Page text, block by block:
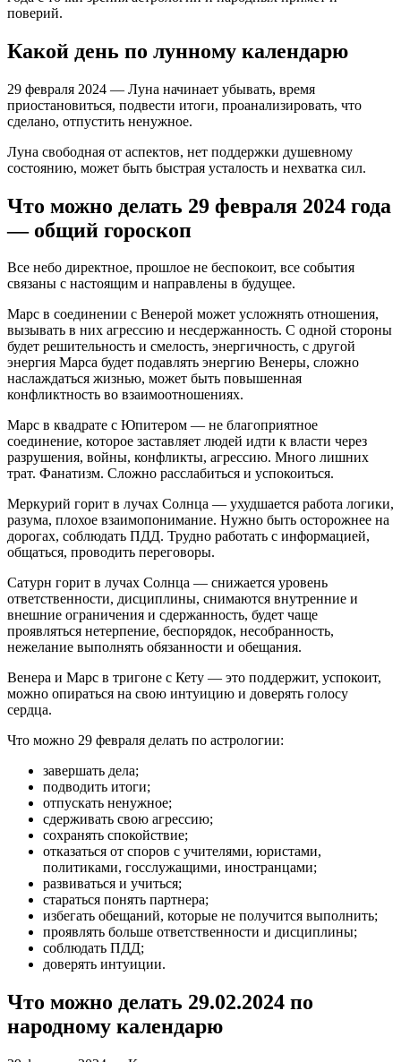
поверий.
Какой день по лунному календарю
29 февраля 2024 — Луна начинает убывать, время
приостановиться, подвести итоги, проанализировать, что
сделано, отпустить ненужное.
Луна свободная от аспектов, нет поддержки душевному
состоянию, может быть быстрая усталость и нехватка сил.
Что можно делать 29 февраля 2024 года
— общий гороскоп
Все небо директное, прошлое не беспокоит, все события
связаны с настоящим и направлены в будущее.
Марс в соединении с Венерой может усложнять отношения,
вызывать в них агрессию и несдержанность. С одной стороны
будет решительность и смелость, энергичность, с другой
энергия Марса будет подавлять энергию Венеры, сложно
наслаждаться жизнью, может быть повышенная
конфликтность во взаимоотношениях.
Марс в квадрате с Юпитером — не благоприятное
соединение, которое заставляет людей идти к власти через
разрушения, войны, конфликты, агрессию. Много лишних
трат. Фанатизм. Сложно расслабиться и успокоиться.
Меркурий горит в лучах Солнца — ухудшается работа логики,
разума, плохое взаимопонимание. Нужно быть осторожнее на
дорогах, соблюдать ПДД. Трудно работать с информацией,
общаться, проводить переговоры.
Сатурн горит в лучах Солнца — снижается уровень
ответственности, дисциплины, снимаются внутренние и
внешние ограничения и сдержанность, будет чаще
проявляться нетерпение, беспорядок, несобранность,
нежелание выполнять обязанности и обещания.
Венера и Марс в тригоне с Кету — это поддержит, успокоит,
можно опираться на свою интуицию и доверять голосу
сердца.
Что можно 29 февраля делать по астрологии:
завершать дела;
подводить итоги;
отпускать ненужное;
сдерживать свою агрессию;
сохранять спокойствие;
отказаться от споров с учителями, юристами,
политиками, госслужащими, иностранцами;
развиваться и учиться;
стараться понять партнера;
избегать обещаний, которые не получится выполнить;
проявлять больше ответственности и дисциплины;
соблюдать ПДД;
доверять интуиции.
Что можно делать 29.02.2024 по
народному календарю